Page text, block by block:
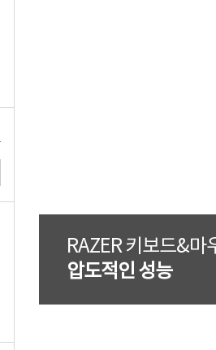
RAZER 키보드&마
압도적인 성능